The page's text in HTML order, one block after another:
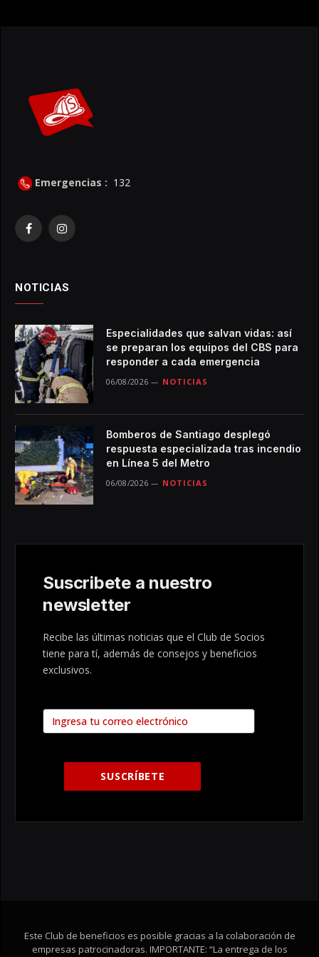
Emergencias : 132
FacebookInstagram
NOTICIAS
Especialidades que salvan vidas: así
se preparan los equipos del CBS para
responder a cada emergencia
06/08/2026 NOTICIAS
Bomberos de Santiago desplegó
respuesta especializada tras incendio
en Línea 5 del Metro
06/08/2026 NOTICIAS
Suscribete a nuestro
newsletter
Recibe las últimas noticias que el Club de Socios
tiene para tí, además de consejos y beneficios
exclusivos.
Este Club de beneficios es posible gracias a la colaboración de
empresas patrocinadoras. IMPORTANTE: “La entrega de los